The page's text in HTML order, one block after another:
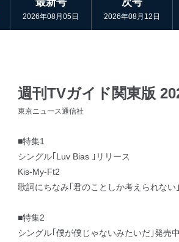
2026年08月05日 2026年08月12日
週刊TVガイド関東版
東京ニュース通信社
■特集1
シングル｢Luv Bias ｣リリース
Kis-My-Ft2
歌詞にちなみ｢君のことしか考えられな
■特集2
シングル｢僕が僕じゃないみたいだ｣発売中